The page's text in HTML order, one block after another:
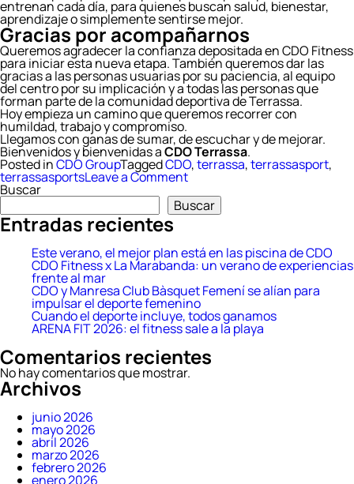
entrenan cada día, para quienes buscan salud, bienestar,
aprendizaje o simplemente sentirse mejor.
Gracias por acompañarnos
Queremos agradecer la confianza depositada en CDO Fitness
para iniciar esta nueva etapa. También queremos dar las
gracias a las personas usuarias por su paciencia, al equipo
del centro por su implicación y a todas las personas que
forman parte de la comunidad deportiva de Terrassa.
Hoy empieza un camino que queremos recorrer con
humildad, trabajo y compromiso.
Llegamos con ganas de sumar, de escuchar y de mejorar.
Bienvenidos y bienvenidas aCDO Terrassa.
Posted inCDO GroupTaggedCDO,terrassa,terrassasport,
terrassasportsLeave a Commenton
inicia
una
de
la
de
CDO
Fitness
Buscar
Buscar
Entradas recientes
Este verano, el mejor plan está en las piscina de CDO
CDO Fitness x La Marabanda: un verano de experiencias
frente al mar
CDO y Manresa Club Bàsquet Femení se alían para
impulsar el deporte femenino
Cuando el deporte incluye, todos ganamos
ARENA FIT 2026: el fitness sale a la playa
Comentarios recientes
No hay comentarios que mostrar.
Archivos
junio 2026
mayo 2026
abril 2026
marzo 2026
febrero 2026
enero 2026